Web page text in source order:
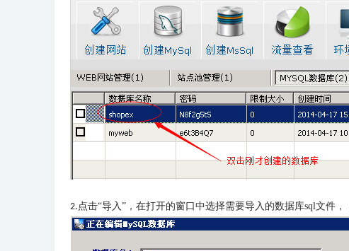
2.点击“导入”，在打开的窗口中选择需要导入的数据库sql文件，